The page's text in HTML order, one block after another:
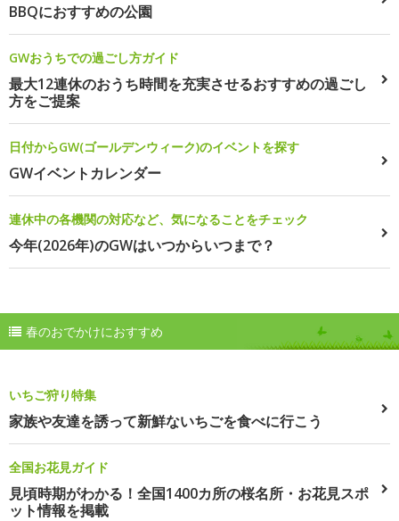
BBQにおすすめの公園
GWおうちでの過ごし方ガイド
最大12連休のおうち時間を充実させるおすすめの過ごし
方をご提案
日付からGW(ゴールデンウィーク)のイベントを探す
GWイベントカレンダー
連休中の各機関の対応など、気になることをチェック
今年(2026年)のGWはいつからいつまで？
春のおでかけにおすすめ
いちご狩り特集
家族や友達を誘って新鮮ないちごを食べに行こう
全国お花見ガイド
見頃時期がわかる！全国1400カ所の桜名所・お花見スポ
ット情報を掲載